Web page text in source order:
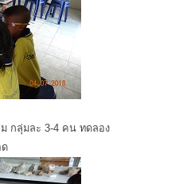
กลุ่มละ 3-4 คน ทดลอง
ด